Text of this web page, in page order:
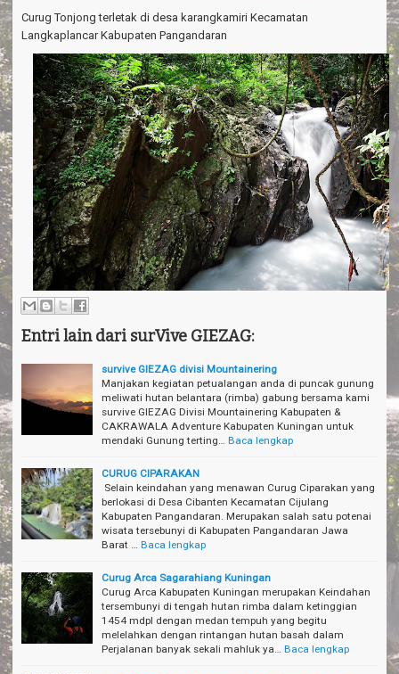
v
i
a
t
i
o
Curug Tonjong terletak di desa karangkamiri Kecamatan
Langkaplancar Kabupaten Pangandaran
Entri lain dari surVive GIEZAG:
survive GIEZAG divisi Mountainering
Manjakan kegiatan petualangan anda di puncak gunung
meliwati hutan belantara (rimba) gabung bersama kami
survive GIEZAG Divisi Mountainering Kabupaten &
CAKRAWALA Adventure Kabupaten Kuningan untuk
mendaki Gunung terting…
Baca lengkap
CURUG CIPARAKAN
Selain keindahan yang menawan Curug Ciparakan yang
berlokasi di Desa Cibanten Kecamatan Cijulang
Kabupaten Pangandaran. Merupakan salah satu potenai
wisata tersebunyi di Kabupaten Pangandaran Jawa
Barat …
Baca lengkap
Curug Arca Sagarahiang Kuningan
Curug Arca Kabupaten Kuningan merupakan Keindahan
tersembunyi di tengah hutan rimba dalam ketinggian
1454 mdpl dengan medan tempuh yang begitu
melelahkan dengan rintangan hutan basah dalam
Perjalanan banyak sekali mahluk ya…
Baca lengkap